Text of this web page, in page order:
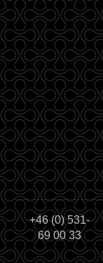
+46 (0) 531-
69 00 33